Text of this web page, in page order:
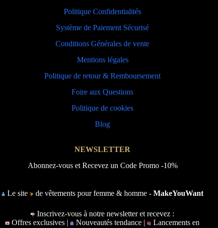
Politique Confidentialités
Système de Paiement Sécurisé
Conditions Générales de vente
Mentions légales
Politique de retour & Remboursement
Foire aux Questions
Politique de cookies
Blog
NEWSLETTER
Abonnez-vous et Recevez un Code Promo -10%
Le site de vêtements pour femme & homme -MakeYouWant
Inscrivez-vous à notre newsletter et recevez :
Offres exclusives |
Nouveautés tendance |
Lancements en